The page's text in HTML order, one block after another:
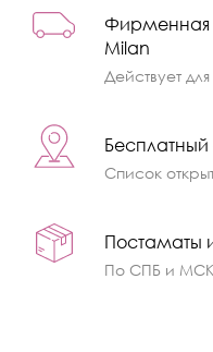
Фирменная
Milan
Действует
Список
Постаматы
По СПБ и МСК